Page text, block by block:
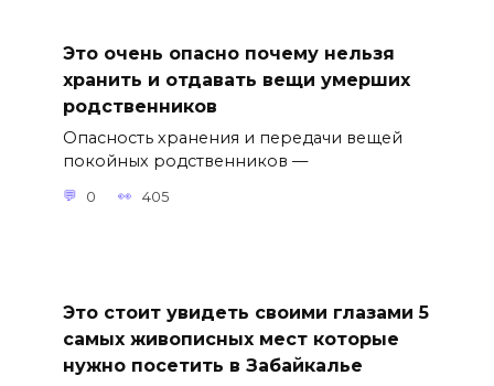
Это очень опасно почему нельзя
хранить и отдавать вещи умерших
родственников
Опасность хранения и передачи вещей
покойных родственников —
0 405
Это стоит увидеть своими глазами 5
самых живописных мест которые
нужно посетить в Забайкалье